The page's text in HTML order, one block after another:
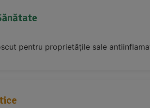
pentru proprietățile sale